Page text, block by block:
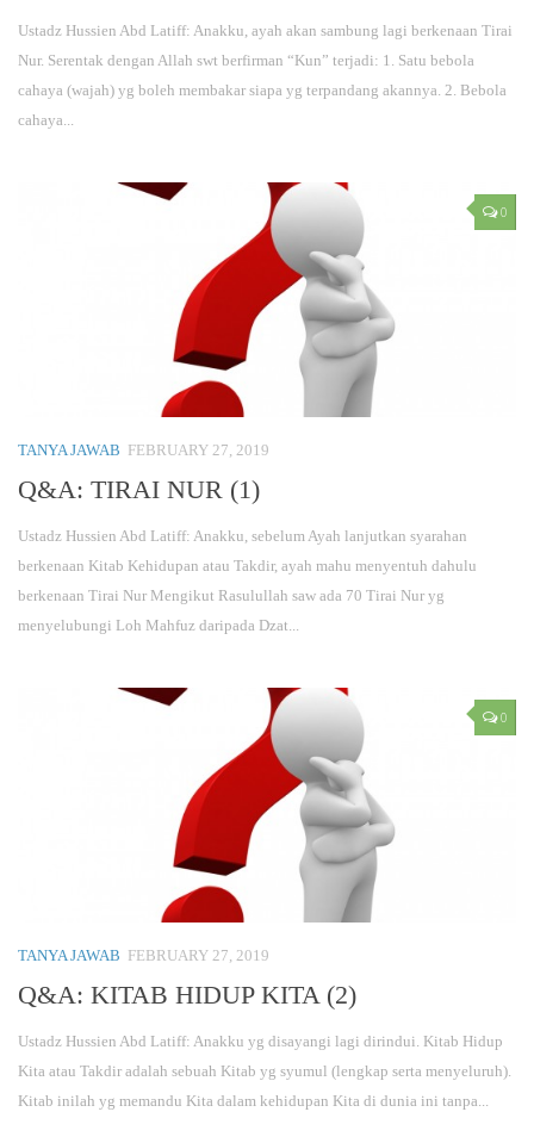
Ustadz Hussien Abd Latiff: Anakku, ayah akan sambung lagi berkenaan Tirai
Nur. Serentak dengan Allah swt berfirman “Kun” terjadi: 1. Satu bebola
cahaya (wajah) yg boleh membakar siapa yg terpandang akannya. 2. Bebola
cahaya...
0
TANYA JAWAB FEBRUARY 27, 2019
Q&A: TIRAI NUR (1)
Ustadz Hussien Abd Latiff: Anakku, sebelum Ayah lanjutkan syarahan
berkenaan Kitab Kehidupan atau Takdir, ayah mahu menyentuh dahulu
berkenaan Tirai Nur Mengikut Rasulullah saw ada 70 Tirai Nur yg
menyelubungi Loh Mahfuz daripada Dzat...
0
TANYA JAWAB FEBRUARY 27, 2019
Q&A: KITAB HIDUP KITA (2)
Ustadz Hussien Abd Latiff: Anakku yg disayangi lagi dirindui. Kitab Hidup
Kita atau Takdir adalah sebuah Kitab yg syumul (lengkap serta menyeluruh).
Kitab inilah yg memandu Kita dalam kehidupan Kita di dunia ini tanpa...